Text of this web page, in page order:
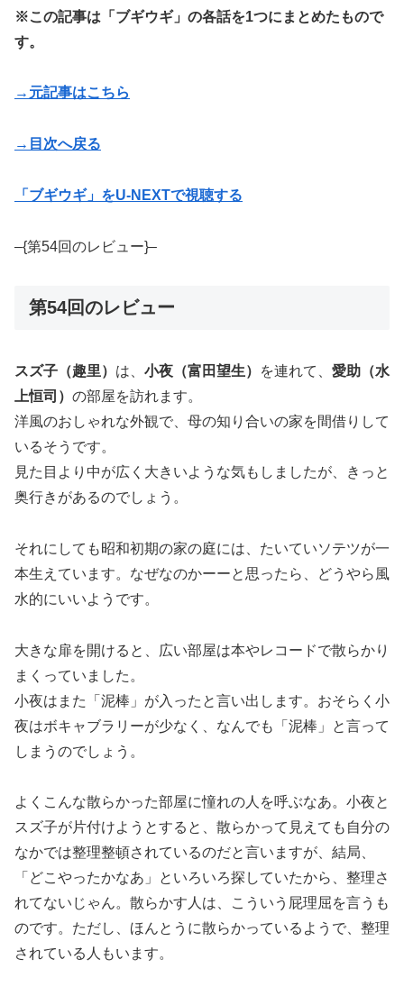
※この記事は「ブギウギ」の各話を1つにまとめたもので
す。
→元記事はこちら
→目次へ戻る
「ブギウギ」をU-NEXTで視聴する
–{第54回のレビュー}–
第54回のレビュー
スズ子（趣里） は、 小夜（富田望生） を連れて、 愛助（水
上恒司） の部屋を訪れます。
洋風のおしゃれな外観で、母の知り合いの家を間借りして
いるそうです。
見た目より中が広く大きいような気もしましたが、きっと
奥行きがあるのでしょう。
それにしても昭和初期の家の庭には、たいていソテツが一
本生えています。なぜなのかーーと思ったら、どうやら風
水的にいいようです。
大きな扉を開けると、広い部屋は本やレコードで散らかり
まくっていました。
小夜はまた「泥棒」が入ったと言い出します。おそらく小
夜はボキャブラリーが少なく、なんでも「泥棒」と言って
しまうのでしょう。
よくこんな散らかった部屋に憧れの人を呼ぶなあ。小夜と
スズ子が片付けようとすると、散らかって見えても自分の
なかでは整理整頓されているのだと言いますが、結局、
「どこやったかなあ」といろいろ探していたから、整理さ
れてないじゃん。散らかす人は、こういう屁理屈を言うも
のです。ただし、ほんとうに散らかっているようで、整理
されている人もいます。